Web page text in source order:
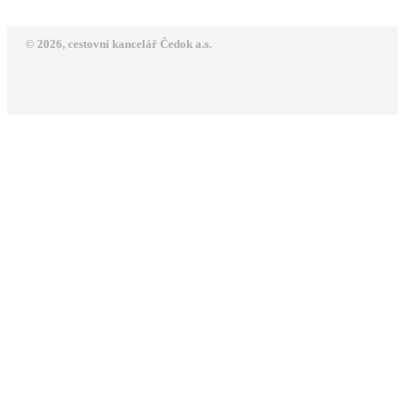
© 2026, cestovní kancelář Čedok a.s.